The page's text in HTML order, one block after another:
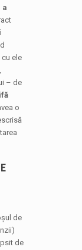
a
ele
– de
o
de
de